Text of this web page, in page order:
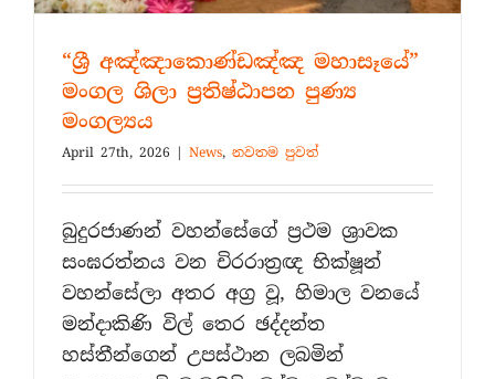
“ශ්‍රී අඤ්ඤාකොණ්ඩඤ්ඤ මහාසෑයේ”
මංගල ශිලා ප්‍රතිෂ්ඨාපන පුණ්‍ය
මංගල්‍යය
April 27th, 2026 | News, නවතම පුවත්
බුදුරජාණන් වහන්සේගේ ප්‍රථම ශ්‍රාවක
සංඝරත්නය වන චිරරාත්‍රඥ භික්ෂූන්
වහන්සේලා අතර අග්‍ර වූ, හිමාල වනයේ
මන්දාකිණි විල් තෙර ඡද්දන්ත
හස්තීන්ගෙන් උපස්ථාන ලබමින්